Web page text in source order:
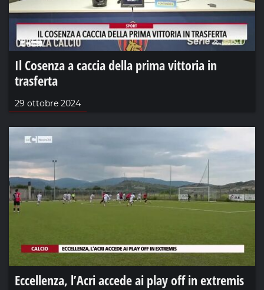
Il Cosenza a caccia della prima vittoria in
trasferta
29 ottobre 2024
Eccellenza, l’Acri accede ai play off in extremis